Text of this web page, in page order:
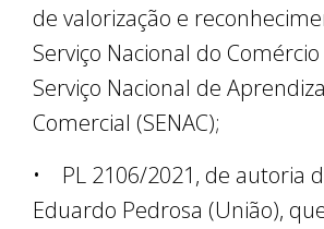
de valorização e
Serviço Nacional do Comércio
Serviço Nacional de
Comercial (SENAC);
• PL 2106/2021, de autoria
Eduardo Pedrosa (União),